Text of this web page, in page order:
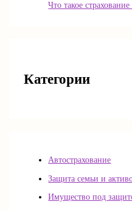
Что такое
Категории
Автострахование
Защита семьи и
Имущество под